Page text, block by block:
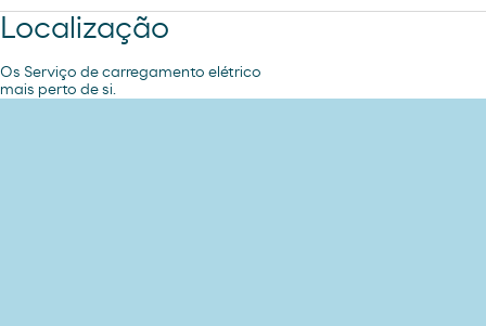
Localização
Os Serviço de carregamento elétrico
mais perto de si.